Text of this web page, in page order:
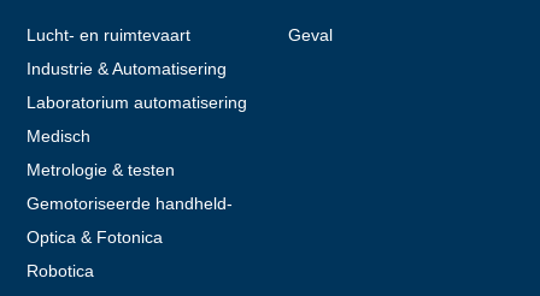
Lucht- en ruimtevaart
Industrie & Automatisering
Laboratorium automatisering
Medisch
Metrologie & testen
Gemotoriseerde handheld-
apparaten
Optica & Fotonica
Robotica
Geval